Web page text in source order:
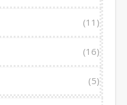
(11)
(16)
(5)